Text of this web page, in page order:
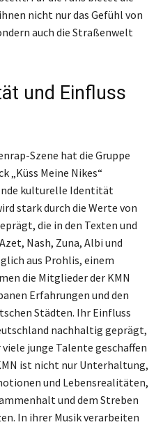
nicht nur das Gefühl von
auch die Straßenwelt
und Einfluss
Szene hat die Gruppe
„Küss Meine Nikes“
kulturelle Identität
stark durch die Werte von
die in den Texten und
Nash, Zuna, Albi und
aus Prohlis, einem
die Mitglieder der KMN
Erfahrungen und den
Städten. Ihr Einfluss
nachhaltig geprägt,
junge Talente geschaffen
ist nicht nur Unterhaltung,
und Lebensrealitäten,
und dem Streben
In ihrer Musik verarbeiten